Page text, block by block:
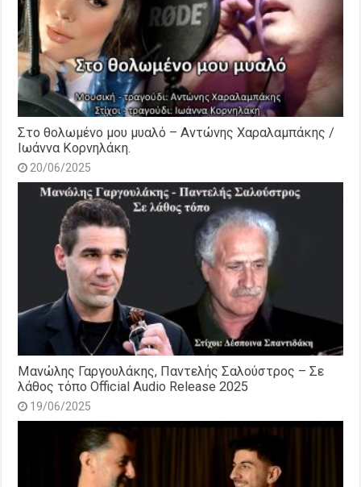
Στο θολωμένο μου μυαλό – Αντώνης Χαραλαμπάκης /
Ιωάννα Κορνηλάκη.
20/06/2025
Μανώλης Γαργουλάκης, Παντελής Σαλούστρος – Σε
λάθος τόπο Official Audio Release 2025
19/06/2025